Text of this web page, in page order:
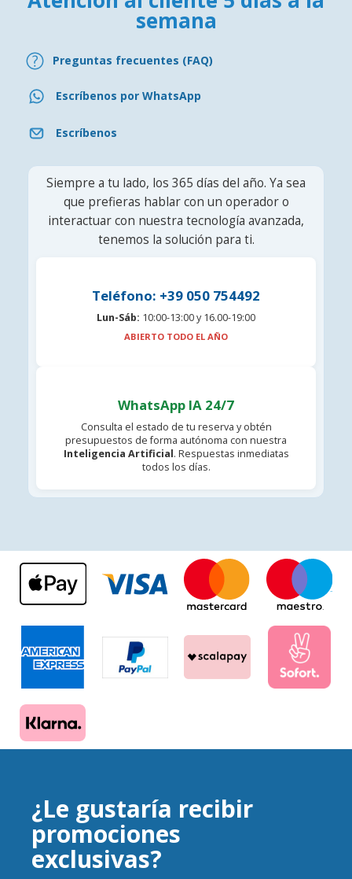
semana
Preguntas frecuentes (FAQ)
Escríbenos por WhatsApp
Escríbenos
Siempre a tu lado, los 365 días del año. Ya sea
que prefieras hablar con un operador o
interactuar con nuestra tecnología avanzada,
tenemos la solución para ti.
Teléfono: +39 050 754492
Lun-Sáb: 10:00-13:00 y 16.00-19:00
ABIERTO TODO EL AÑO
WhatsApp IA 24/7
Consulta el estado de tu reserva y obtén
presupuestos de forma autónoma con nuestra
Inteligencia Artificial. Respuestas inmediatas
todos los días.
¿Le gustaría recibir
promociones
exclusivas?